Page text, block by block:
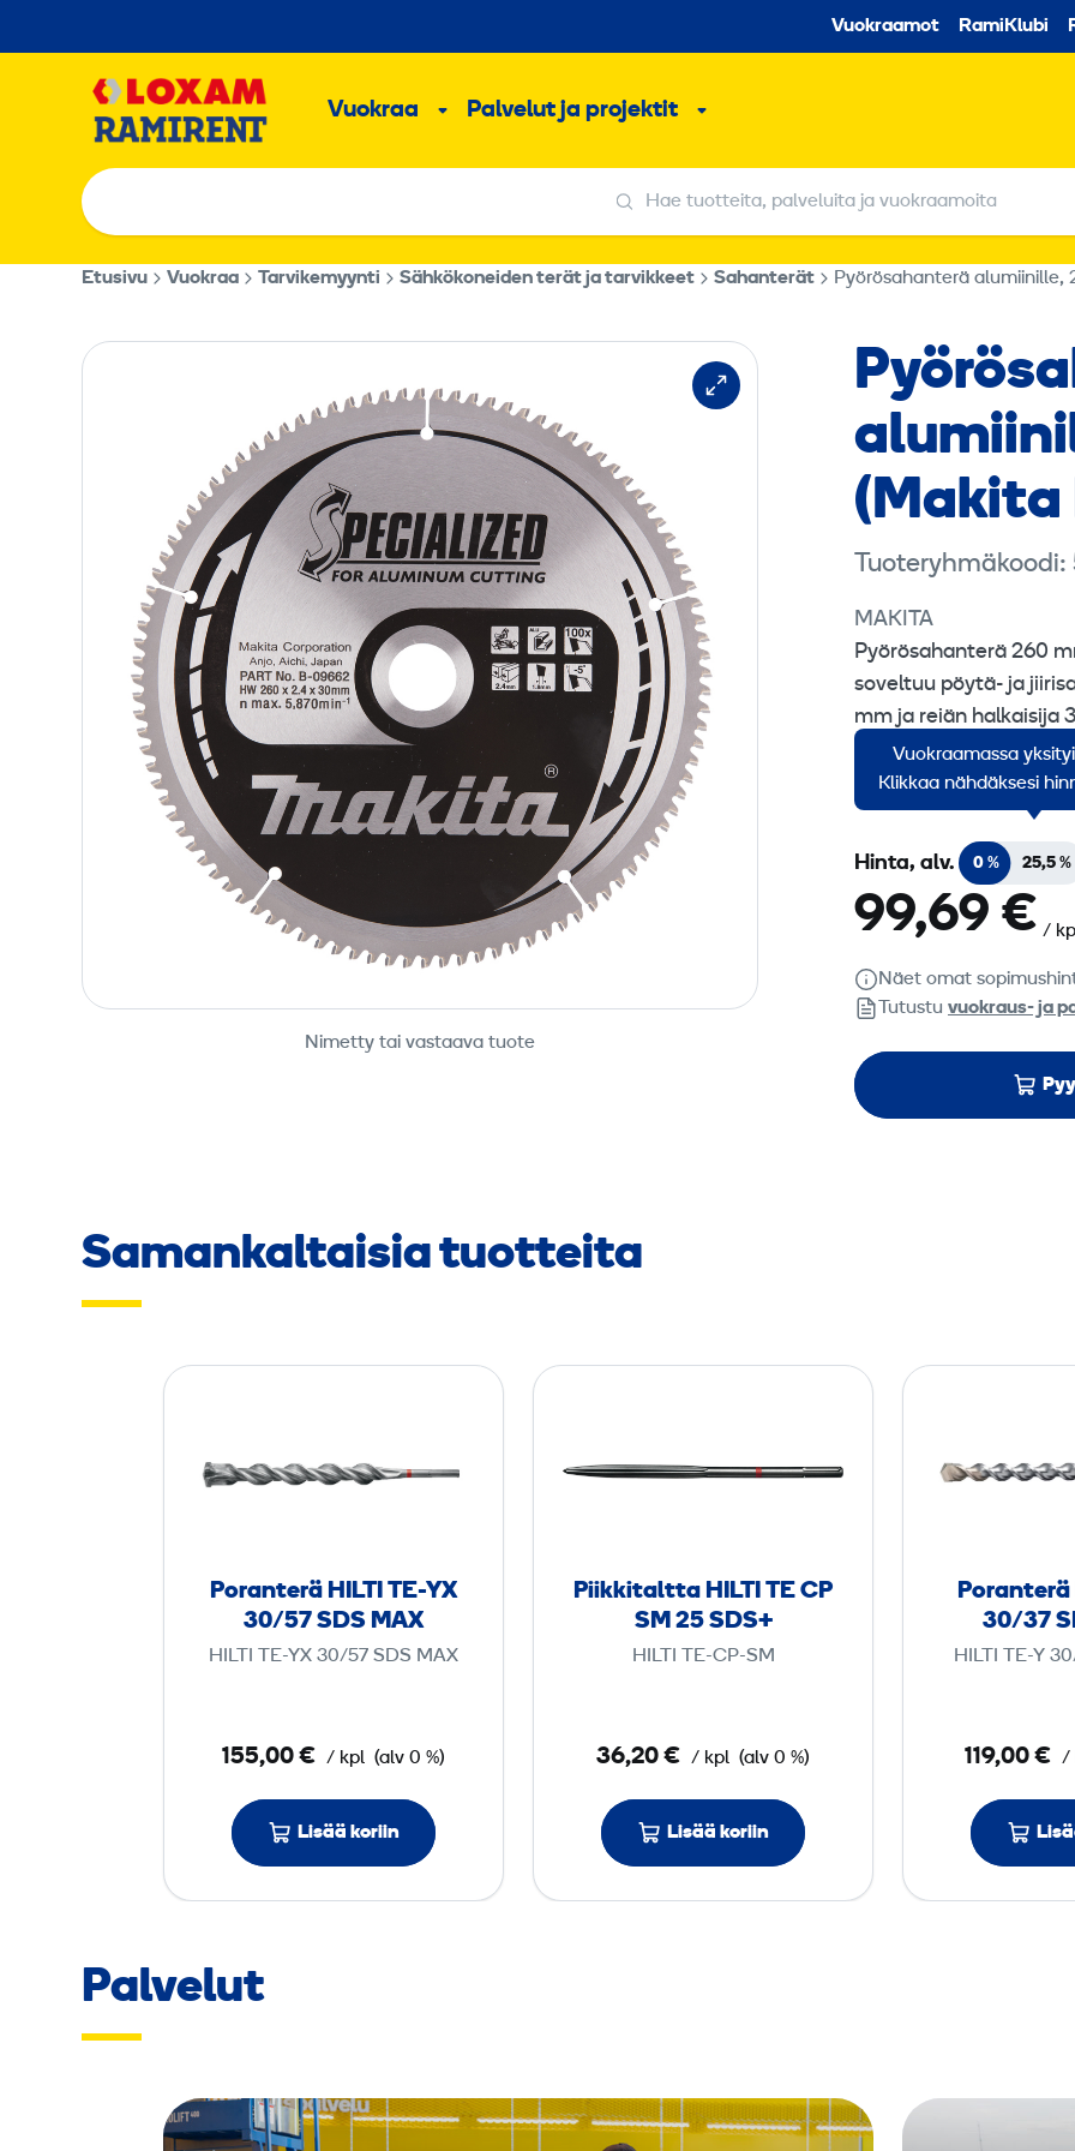
sisältöön
Vuokraamot RamiKlubi
Vuokraa Alavalikko
Palvelut ja projektit Alavalikko
Hae tuotteita, palveluita ja vuokraamoita
Hae tuotteita, palveluita ja vuokraamoita
Etusivu Vuokraa Tarvikemyynti Sähkökoneiden terät ja tarvikkeet Sahanterät Pyörösahanterä alumiinille,
Nimetty tai vastaava tuote
(Makita
Tuoteryhmäkoodi:
MAKITA
Pyörösahanterä 260
soveltuu pöytä- ja
mm ja reiän halkaisija
Myyntierä 1 kpl.
Vuokraamassa
Klikkaa nähdäksesi
Hinta, alv. 0 % 25,5 %
99,69 € /
Näet omat
Tutustu vuokraus- ja
Samankaltaisia tuotteita
a
e
r
T
I
T
E
-
5
7
Poranterä HILTI TE-YX
30/57 SDS MAX
HILTI TE-YX 30/57 SDS MAX
155,00 € / kpl (alv 0 %)
Lisää koriin
k
t
a
H
I
L
T
I
M
2
Piikkitaltta HILTI TE CP
SM 25 SDS+
HILTI TE-CP-SM
36,20 € / kpl (alv 0 %)
Lisää koriin
Poranterä
30/37
HILTI TE-Y
119,00 € /
Palvelut